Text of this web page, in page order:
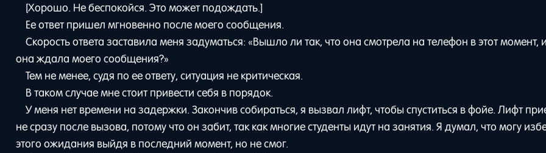
[Хорошо. Не беспокойся. Это может подождать.]
Ее ответ пришел мгновенно после моего сообщения.
Скорость ответа заставила меня задуматься: «Вышло ли так, что она смотрела на телефон в этот момент,
она ждала моего сообщения?»
Тем не менее, судя по ее ответу, ситуация не критическая.
В таком случае мне стоит привести себя в порядок.
У меня нет времени на задержки. Закончив собираться, я вызвал лифт, чтобы спуститься в фойе. Лифт
не сразу после вызова, потому что он забит, так как многие студенты идут на занятия. Я думал, что могу
этого ожидания выйдя в последний момент, но не смог.